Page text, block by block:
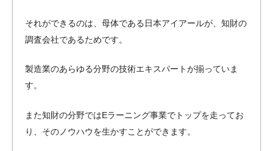
それができるのは、母体である日本アイアールが、知財の
調査会社であるためです。
製造業のあらゆる分野の技術エキスパートが揃っていま
す。
また知財の分野ではEラーニング事業でトップを走ってお
り、そのノウハウを生かすことができます。